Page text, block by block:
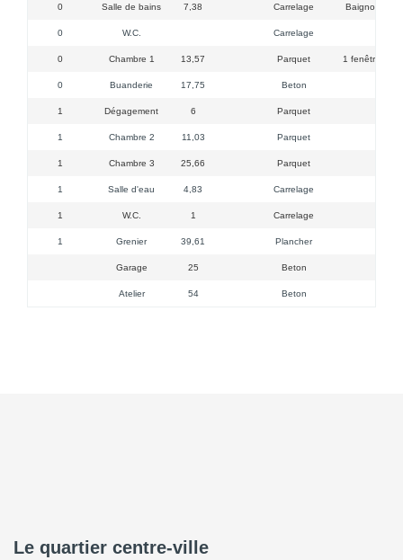
0 Salle de bains 7,38 Carrelage Baignoire,
0 W.C. Carrelage
0 Chambre 1 13,57 Parquet 1 fenêtre,
0 Buanderie 17,75 Beton
1 Dégagement 6 Parquet
1 Chambre 2 11,03 Parquet
1 Chambre 3 25,66 Parquet
1 Salle d'eau 4,83 Carrelage
1 W.C. 1 Carrelage
1 Grenier 39,61 Plancher
Garage 25 Beton
Atelier 54 Beton
Le quartier centre-ville